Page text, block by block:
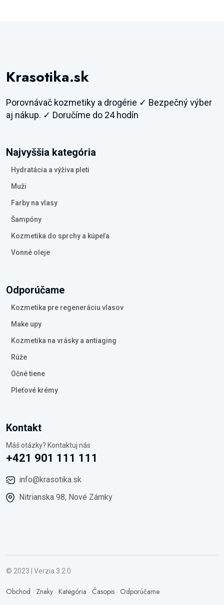
Krasotika.sk
Porovnávač kozmetiky a drogérie ✓ Bezpečný výber
aj nákup. ✓ Doručíme do 24 hodín
Najvyššia kategória
Hydratácia a výživa pleti
Muži
Farby na vlasy
Šampóny
Kozmetika do sprchy a kúpeľa
Vonné oleje
Odporúčame
Kozmetika pre regeneráciu vlasov
Make upy
Kozmetika na vrásky a antiaging
Rúže
Očné tiene
Pleťové krémy
Kontakt
Máš otázky? Kontaktuj nás
+421 901 111 111
info@krasotika.sk
Nitrianska 98, Nové Zámky
© 2023 | Verzia 3.2.0
Obchod · Znaky · Kategória · Časopis · Odporúčame